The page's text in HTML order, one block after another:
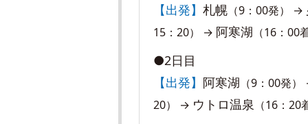
【出発】 札幌 （9：00発） →
15：20） → 阿寒湖 （16：00
●2日目
【出発】 阿寒湖 （9：00発
20） → ウトロ温泉 （16：20